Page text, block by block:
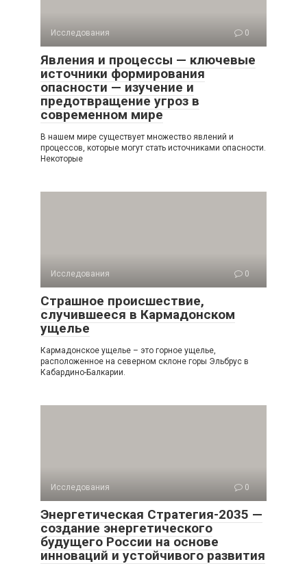
Исследования 0
Явления и процессы — ключевые
источники формирования
опасности — изучение и
предотвращение угроз в
современном мире
В нашем мире существует множество явлений и
процессов, которые могут стать источниками опасности.
Некоторые
Исследования 0
Страшное происшествие,
случившееся в Кармадонском
ущелье
Кармадонское ущелье – это горное ущелье,
расположенное на северном склоне горы Эльбрус в
Кабардино-Балкарии.
Исследования 0
Энергетическая Стратегия-2035 —
создание энергетического
будущего России на основе
инноваций и устойчивого развития